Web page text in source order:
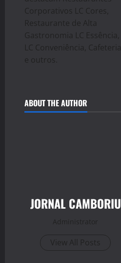
Corporativos LC Cores,
Restaurante de Alta
Gastronomia LC Essência,
LC Conveniência, Cafeteria
e outros.
ABOUT THE AUTHOR
JORNAL CAMBORIU
Administrator
View All Posts